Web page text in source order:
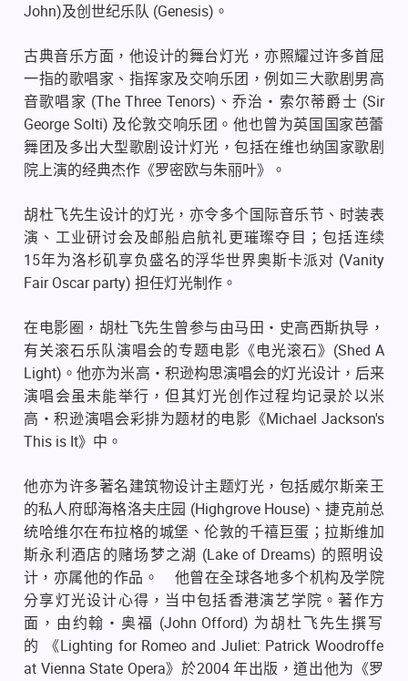
John)及创世纪乐队 (Genesis) 。
古典音乐方面，他设计的舞台灯光，亦照耀过许多首屈
一指的歌唱家、指挥家及交响乐团，例如三大歌剧男高
音歌唱家 (The Three Tenors) 、乔治・索尔蒂爵士 (Sir
George Solti) 及伦敦交响乐团。他也曾为英国国家芭蕾
舞团及多出大型歌剧设计灯光，包括在维也纳国家歌剧
院上演的经典杰作《罗密欧与朱丽叶》。
胡杜飞先生设计的灯光，亦令多个国际音乐节、时装表
演、工业研讨会及邮船启航礼更璀璨夺目；包括连续
15年为洛杉矶享负盛名的浮华世界奥斯卡派对 (Vanity
Fair Oscar party) 担任灯光制作。
在电影圈，胡杜飞先生曾参与由马田・史高西斯执导，
有关滚石乐队演唱会的专题电影《电光滚石》 (Shed A
Light) 。他亦为米高・积逊构思演唱会的灯光设计，后来
演唱会虽未能举行，但其灯光创作过程均记录於以米
高・积逊演唱会彩排为题材的电影《Michael Jackson's
This is It》中。
他亦为许多著名建筑物设计主题灯光，包括威尔斯亲王
的私人府邸海格洛夫庄园 (Highgrove House) 、捷克前总
统哈维尔在布拉格的城堡、伦敦的千禧巨蛋；拉斯维加
斯永利酒店的赌场梦之湖 (Lake of Dreams) 的照明设
计，亦属他的作品。
他曾在全球各地多个机构及学院
分享灯光设计心得，当中包括香港演艺学院。著作方
面，由约翰・奥福 (John Offord) 为胡杜飞先生撰写
的
《Lighting for Romeo and Juliet: Patrick Woodroffe
at Vienna State Opera》於2004年出版，道出他为《罗